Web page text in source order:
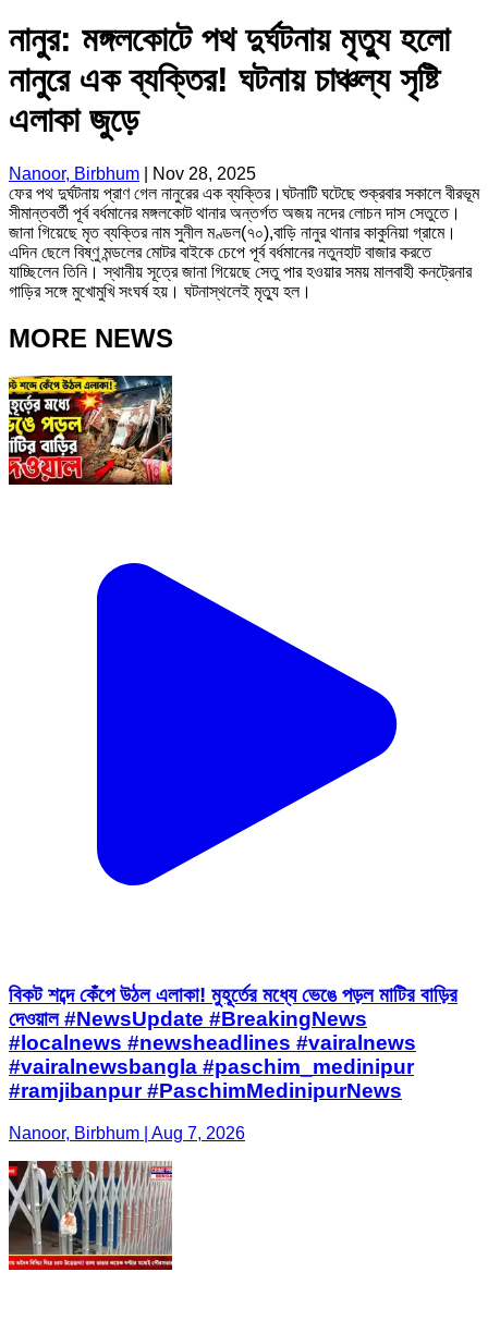
নানুর: মঙ্গলকোটে পথ দুর্ঘটনায় মৃত্যু হলো
নানুরে এক ব্যক্তির! ঘটনায় চাঞ্চল্য সৃষ্টি
এলাকা জুড়ে
Nanoor, Birbhum
Nov 28, 2025
ফের পথ দুর্ঘটনায় প্রাণ গেল নানুরের এক ব্যক্তির।ঘটনাটি ঘটেছে শুক্রবার সকালে বীরভূম
সীমান্তবর্তী পূর্ব বর্ধমানের মঙ্গলকোট থানার অন্তর্গত অজয় নদের লোচন দাস সেতুতে।
জানা গিয়েছে মৃত ব্যক্তির নাম সুনীল মণ্ডল(৭০),বাড়ি নানুর থানার কাকুনিয়া গ্রামে।
এদিন ছেলে বিষ্ণু মন্ডলের মোটর বাইকে চেপে পূর্ব বর্ধমানের নতুনহাট বাজার করতে
যাচ্ছিলেন তিনি। স্থানীয় সূত্রে জানা গিয়েছে সেতু পার হওয়ার সময় মালবাহী কনট্রেনার
গাড়ির সঙ্গে মুখোমুখি সংঘর্ষ হয়। ঘটনাস্থলেই মৃত্যু হল।
MORE NEWS
বিকট শব্দে কেঁপে উঠল এলাকা! মুহূর্তের মধ্যে ভেঙে পড়ল মাটির বাড়ির
দেওয়াল #NewsUpdate #BreakingNews
#localnews #newsheadlines #vairalnews
#vairalnewsbangla #paschim_medinipur
#ramjibanpur #PaschimMedinipurNews
Nanoor, Birbhum | Aug 7, 2026